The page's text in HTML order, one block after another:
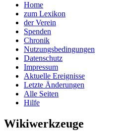
Home
zum Lexikon
der Verein
Spenden
Chronik
Nutzungsbedingungen
Datenschutz
Impressum
Aktuelle Ereignisse
Letzte Änderungen
Alle Seiten
Hilfe
Wikiwerkzeuge